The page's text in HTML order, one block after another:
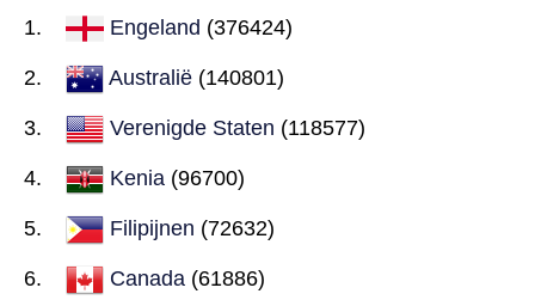
Engeland (376424)
Australië (140801)
Verenigde Staten (118577)
Kenia (96700)
Filipijnen (72632)
Canada (61886)